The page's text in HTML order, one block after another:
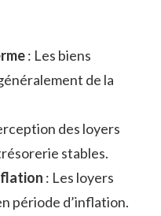
: Les biens
de la
des loyers
stables.
: Les loyers
période d’inflation.